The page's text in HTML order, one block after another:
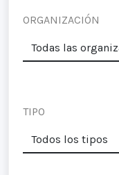
ORGANIZACIÓN
TIPO